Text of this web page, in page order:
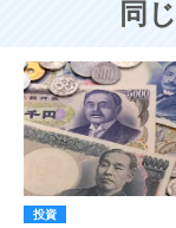
同
投資